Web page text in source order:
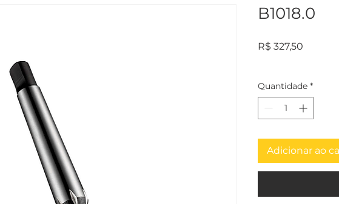
B1018.0
R$ 327,50
Quantidade *
Adicionar ao